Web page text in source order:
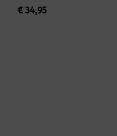
€34,95